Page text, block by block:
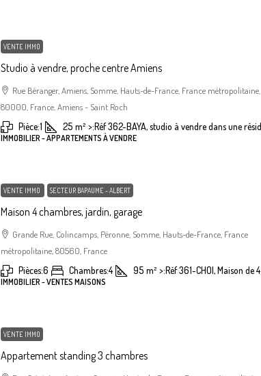
VENTE IMMO
Studio à vendre, proche centre Amiens
Rue Béranger, Amiens, Somme, Hauts-de-France, France métropolitaine,
80000, France, Amiens - Saint Roch
Pièce:1 25 m² >:Réf 362-BAYA, studio à vendre dans une
IMMOBILIER - APPARTEMENTS À VENDRE
VENTE IMMO SECTEUR BAPAUME - ALBERT
Maison 4 chambres, jardin, garage
Grande Rue, Colincamps, Péronne, Somme, Hauts-de-France, France
métropolitaine, 80560, France
Pièces:6 Chambres:4 95 m² >:Réf 361-CHOI, Maison
IMMOBILIER - VENTES MAISONS
VENTE IMMO
Appartement standing 3 chambres